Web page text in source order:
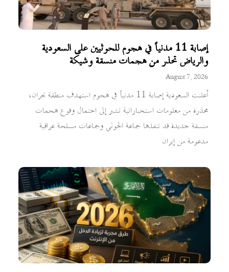
إصابة 11 مدنياً في هجوم للحوثيين على السعودية
والرياض تحذر من هجمات منسقة وشيكة
August 7, 2026
أعلنت السعودية إصابة 11 مدنياً في هجوم استهدف منطقة نجران،
محذرة من معلومات استخباراتية تشير إلى احتمال وقوع هجمات
منسقة جديدة قد تنفذها جماعة الحوثي وجماعات مسلحة عراقية
مدعومة من إيران